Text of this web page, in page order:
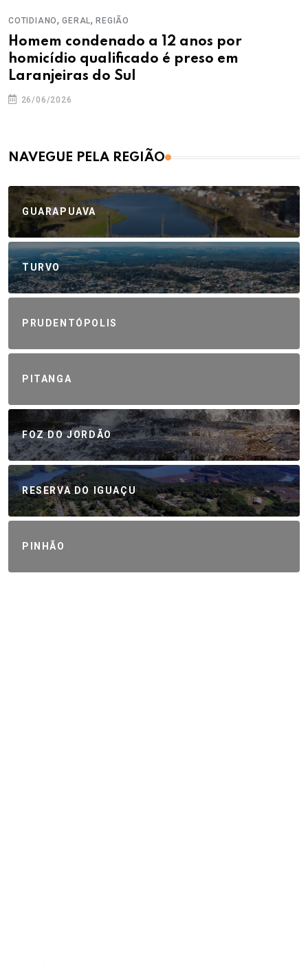
COTIDIANO,GERAL,REGIÃO
Homem condenado a 12 anos por
homicídio qualificado é preso em
Laranjeiras do Sul
26/06/2026
NAVEGUE PELA REGIÃO
GUARAPUAVA
TURVO
PRUDENTÓPOLIS
PITANGA
FOZ DO JORDÃO
RESERVA DO IGUAÇU
PINHÃO